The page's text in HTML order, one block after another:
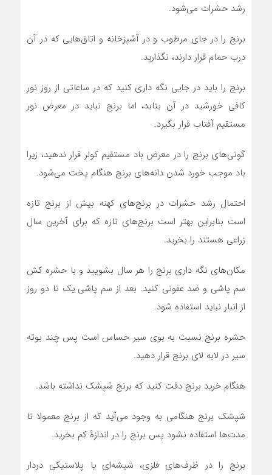
رشد حشرات می‌شود.
برنج را در جای مرطوب و در آشپزخانه و اتاق‌هایی که در آن
درب حمام قرار دارند، نگذارید.
برنج را باید در جایی نگه داری کنید که در ساعاتی از روز نور
کافی خورشید در آن بتابد، اما برنج نباید در معرض نور
مستقیم آفتاب قرار بگیرد.
گونی‌های برنج را در معرض باد مستقیم کولر قرار ندهید، زیرا
باد موجب خورد شدن دانه‌های برنج هنگام پخت می‌شود.
احتمال رشد حشرات در برنج‌های کهنه بیش از برنج تازه
است بنابراین بهتر است برنج‌های تازه که برای آخرین سال
زراعی هستند را بخرید.
مکان‌های نگه داری برنج را هر سال بشویید و با حشره کش
سم پاشی و ضد عفونی کنید. بعد از سم پاشی یک تا دو روز
از انبار نباید استفاده شود.
حشره برنج نسبت به بوی سیر حساس است پس چند بوته
سیر در لابه لای برنج قرار دهید.
هنگام خرید برنج دقت کنید که برنج شپشک نداشته باشد.
شپشک برنج هنگامی به وجود می‌آید که از برنج معمولا تا
مدت‌ها استفاده نشود پس برنج را در اندازهٔ کم بخرید.
برنج را در ظرف‌های فلزی، شیشه‌ای یا پلاستیکی دردار